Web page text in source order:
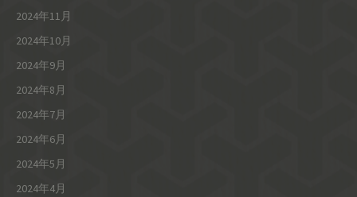
2024年11月
2024年10月
2024年9月
2024年8月
2024年7月
2024年6月
2024年5月
2024年4月